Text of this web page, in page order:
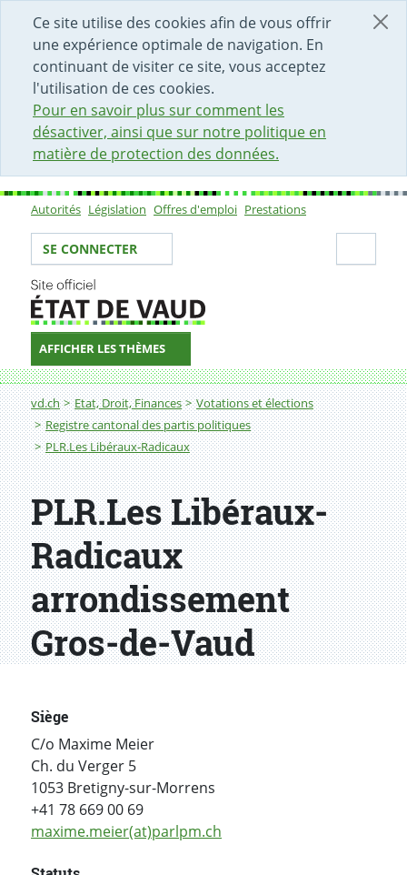
Ce site utilise des cookies afin de vous offrir
une expérience optimale de navigation. En
continuant de visiter ce site, vous acceptez
l'utilisation de ces cookies.
Pour en savoir plus sur comment les
désactiver, ainsi que sur notre politique en
matière de protection des données.
DÉBUT DU CONTENU DE LA PAGE
ACCÈS AU CHAMP DE RECHERCHE
PAGE D'ACCUEIL
FORMULAIRE DE CONTACT
Sous-navigation
Autorités Législation Offres d'emploi Prestations
Votre identité
SE CONNECTER
AFFICHER LES THÈMES
Fil d'Ariane
vd.ch Etat, Droit, Finances
Votations et élections
Registre cantonal des partis politiques
PLR.Les Libéraux-Radicaux
PLR.Les Libéraux-Radicaux arrondissement Gros-de-
PLR.Les Libéraux-
Radicaux
arrondissement
Gros-de-Vaud
Siège
C/o Maxime Meier
Ch. du Verger 5
1053 Bretigny-sur-Morrens
+41 78 669 00 69
maxime.meier(at)parlpm.ch